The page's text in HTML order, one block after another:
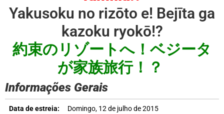
Yakusoku no rizōto e! Bejīta ga
kazoku ryokō!?
約束のリゾートへ！ベジータ
が家族旅行！？
Informações Gerais
Data de estreia:
Domingo, 12 de julho de 2015